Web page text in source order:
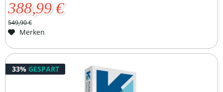
388,99 €
549,90 €
Merken
33% GESPART